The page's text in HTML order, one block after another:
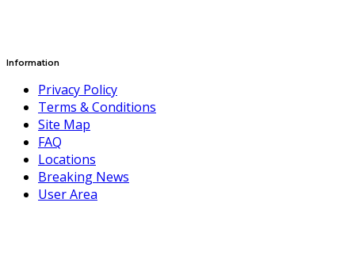
Information
Privacy Policy
Terms & Conditions
Site Map
FAQ
Locations
Breaking News
User Area